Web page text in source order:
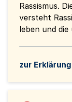
Rassismus.
versteht
leben und die
zur Erklärung